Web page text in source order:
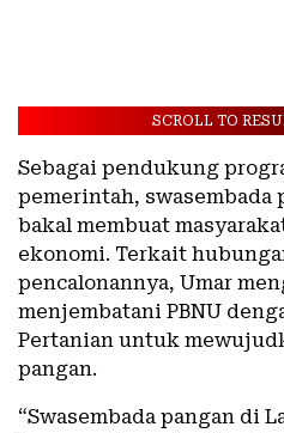
SCROLL TO
Sebagai pendukung
pemerintah, swasembada
bakal membuat
ekonomi. Terkait
pencalonannya, Umar
menjembatani PBNU
Pertanian untuk
pangan.
“Swasembada pangan di